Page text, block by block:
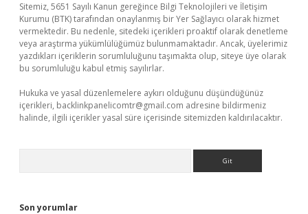
Sitemiz, 5651 Sayılı Kanun gereğince Bilgi Teknolojileri ve İletişim
Kurumu (BTK) tarafından onaylanmış bir Yer Sağlayıcı olarak hizmet
vermektedir. Bu nedenle, sitedeki içerikleri proaktif olarak denetleme
veya araştırma yükümlülüğümüz bulunmamaktadır. Ancak, üyelerimiz
yazdıkları içeriklerin sorumluluğunu taşımakta olup, siteye üye olarak
bu sorumluluğu kabul etmiş sayılırlar.
Hukuka ve yasal düzenlemelere aykırı olduğunu düşündüğünüz
içerikleri, backlinkpanelicomtr@gmail.com adresine bildirmeniz
halinde, ilgili içerikler yasal süre içerisinde sitemizden kaldırılacaktır.
Son yorumlar